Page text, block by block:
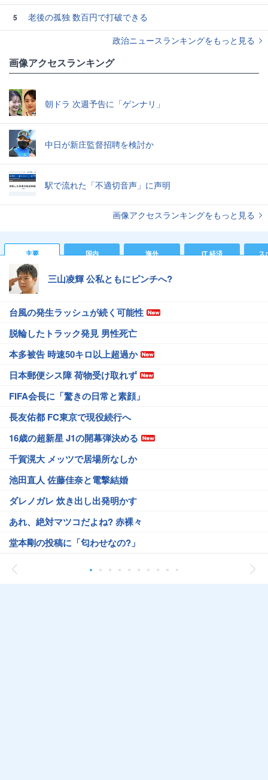
5
老後の孤独 数百円で打破できる
政治ニュースランキングをもっと見る
画像アクセスランキング
朝ドラ 次週予告に「ゲンナリ」
中日が新庄監督招聘を検討か
駅で流れた「不適切音声」に声明
画像アクセスランキングをもっと見る
主要 国内 海外 IT 経済 ス
三山凌輝 公私ともにピンチへ?
台風の発生ラッシュが続く可能性
脱輪したトラック発見 男性死亡
本多被告 時速50キロ以上超過か
日本郵便シス障 荷物受け取れず
FIFA会長に「驚きの日常と素顔」
長友佑都 FC東京で現役続行へ
16歳の超新星 J1の開幕弾決める
千賀滉大 メッツで居場所なしか
池田直人 佐藤佳奈と電撃結婚
ダレノガレ 炊き出し出発明かす
あれ、絶対マツコだよね? 赤裸々
堂本剛の投稿に「匂わせなの?」